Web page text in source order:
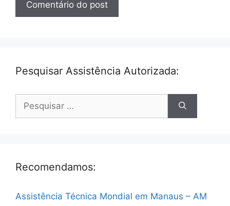
Pesquisar Assistência Autorizada:
por:
Recomendamos:
Assistência Técnica Mondial em Manaus – AM